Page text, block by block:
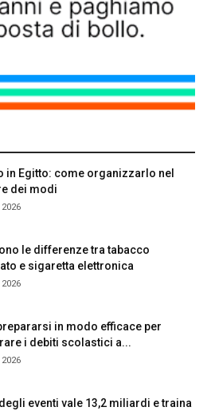
in Egitto: come organizzarlo nel
dei modi
le differenze tra tabacco
e sigaretta elettronica
in modo efficace per
i debiti scolastici a...
degli eventi vale 13,2 miliardi e traina